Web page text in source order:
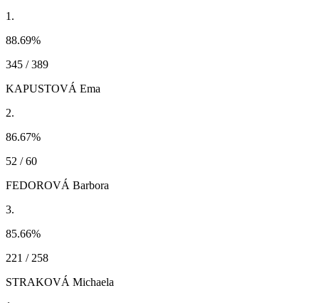
1.
88.69%
345 / 389
KAPUSTOVÁ Ema
2.
86.67%
52 / 60
FEDOROVÁ Barbora
3.
85.66%
221 / 258
STRAKOVÁ Michaela